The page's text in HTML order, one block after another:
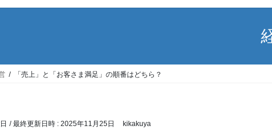
「売上」と「お客さま満足」の順番はどちら？
/ 最終更新日時 : 2025年11月25日 kikakuya